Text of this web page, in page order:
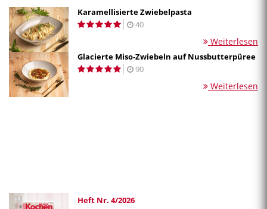
Karamellisierte Zwiebelpasta
40
Weiterlesen
Glacierte Miso-Zwiebeln auf Nussbutterpüree
90
Weiterlesen
Heft Nr. 4/2026